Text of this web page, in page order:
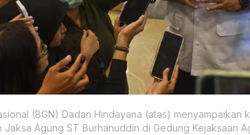
(BGN) Dadan Hindayana (atas)
Jaksa Agung ST Burhanuddin di Gedung Kejaksaan